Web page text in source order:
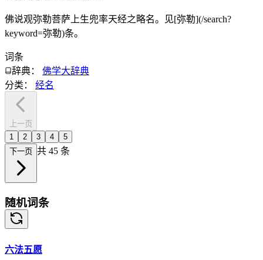
佛说观弥勒菩萨上生兜率天经之略名。见[弥勒](/search?
keyword=弥勒)条。
词条
辞典： 佛学大辞典
分类： 经名
上一页
1
2 3 4
5
下一页 共 45 条
随机词条
六法五愿